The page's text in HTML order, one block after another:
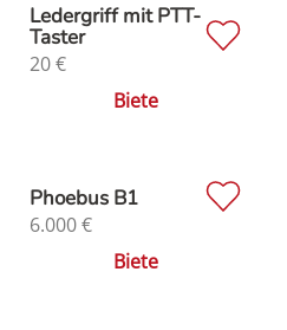
Ledergriff mit PTT-
Taster
20€
Biete
Phoebus B1
6.000€
Biete